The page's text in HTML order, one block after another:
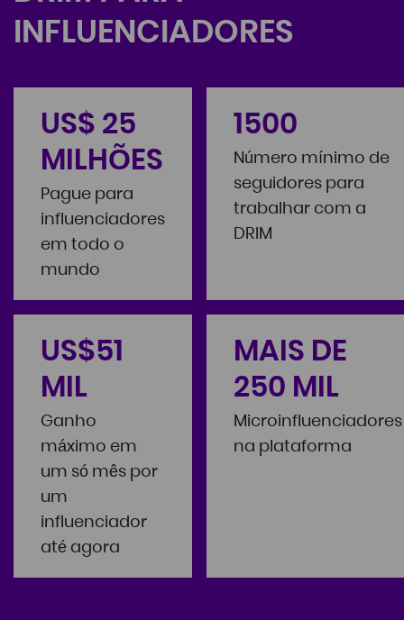
INFLUENCIADORES
US$ 25
MILHÕES
Pague para
influenciadores
em todo o
mundo
1500
Número mínimo de
seguidores para
trabalhar com a
DRIM
US$51
MIL
Ganho
máximo em
um só mês por
um
influenciador
até agora
MAIS DE
250 MIL
Microinfluenciadores
na plataforma